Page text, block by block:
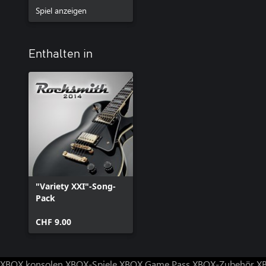
Spiel anzeigen
Enthalten in
"Variety XXI"-Song-
Pack
CHF 9.00